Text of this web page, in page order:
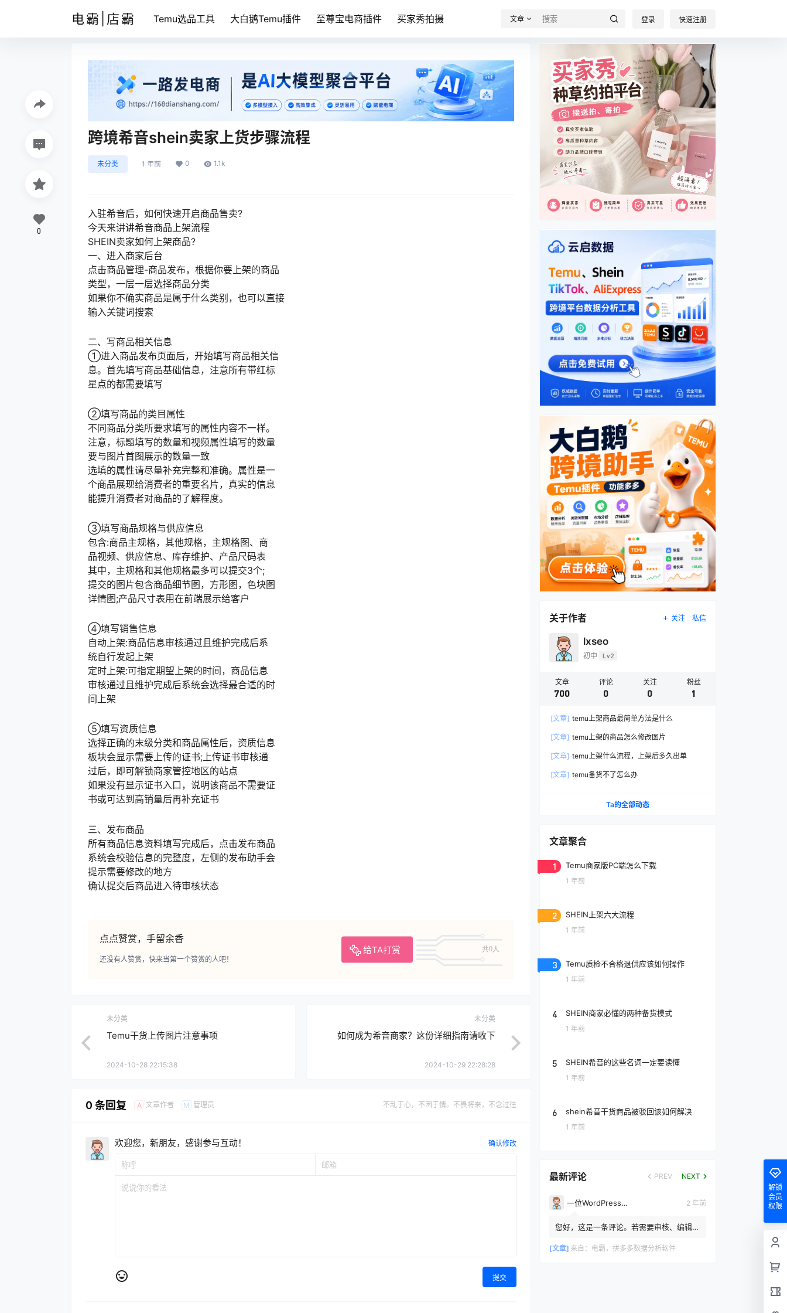
电霸|店霸 Temu选品工具 大白鹅Temu插件 至尊宝电商插件 买家秀拍摄 文章 登录 快速注册
跨境希音shein卖家上货步骤流程
未分类 1 年前 0 1.1k
入驻希音后，如何快速开启商品售卖?
今天来讲讲希音商品上架流程
SHEIN卖家如何上架商品?
一、进入商家后台
点击商品管理-商品发布，根据你要上架的商品
类型，一层一层选择商品分类
如果你不确实商品是属于什么类别，也可以直接
输入关键词搜索
二、写商品相关信息
①进入商品发布页面后，开始填写商品相关信
息。首先填写商品基础信息，注意所有带红标
星点的都需要填写
②填写商品的类目属性
不同商品分类所要求填写的属性内容不一样。
注意，标题填写的数量和视频属性填写的数量
要与图片首图展示的数量一致
选填的属性请尽量补充完整和准确。属性是一
个商品展现给消费者的重要名片，真实的信息
能提升消费者对商品的了解程度。
③填写商品规格与供应信息
包含:商品主规格，其他规格，主规格图、商
品视频、供应信息、库存维护、产品尺码表
其中，主规格和其他规格最多可以提交3个;
提交的图片包含商品细节图，方形图，色块图
详情图;产品尺寸表用在前端展示给客户
④填写销售信息
自动上架:商品信息审核通过且维护完成后系
统自行发起上架
定时上架:可指定期望上架的时间，商品信息
审核通过且维护完成后系统会选择最合适的时
间上架
⑤填写资质信息
选择正确的末级分类和商品属性后，资质信息
板块会显示需要上传的证书;上传证书审核通
过后，即可解锁商家管控地区的站点
如果没有显示证书入口，说明该商品不需要证
书或可达到高销量后再补充证书
三、发布商品
所有商品信息资料填写完成后，点击发布商品
系统会校验信息的完整度，左侧的发布助手会
提示需要修改的地方
确认提交后商品进入待审核状态
点点赞赏，手留余香
给TA打赏 共0人
还没有人赞赏，快来当第一个赞赏的人吧！
0
未分类
Temu干货上传图片注意事项
2024-10-28 22:15:38
未分类
如何成为希音商家？这份详细指南请收下
2024-10-29 22:28:28
0 条回复 A 文章作者 M 管理员 不乱于心，不困于情。不畏将来，不念过往
欢迎您，新朋友，感谢参与互动！ 确认修改
提交
关于作者 关注 私信
lxseo
初中 Lv2
文章
700
评论
0
关注
0
粉丝
1
[文章] temu上架商品最简单方法是什么
[文章] temu上架的商品怎么修改图片
[文章] temu上架什么流程，上架后多久出单
[文章] temu备货不了怎么办
Ta的全部动态
文章聚合
1 Temu商家版PC端怎么下载
1 年前
2 SHEIN上架六大流程
1 年前
3 Temu质检不合格退供应该如何操作
1 年前
4 SHEIN商家必懂的两种备货模式
1 年前
5 SHEIN希音的这些名词一定要读懂
1 年前
6 shein希音干货商品被驳回该如何解决
1 年前
最新评论 PREV NEXT
一位WordPress评论者 2 年前
您好，这是一条评论。若需要审核、编辑或
者头像来自 Gravatar。
[文章] 来自： 电霸，拼多多数据分析软件
解锁
会员
权限